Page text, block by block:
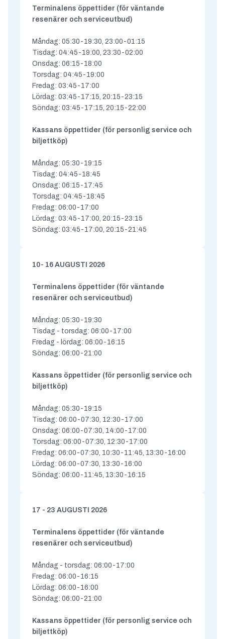
Terminalens öppettider (för väntande
resenärer och serviceutbud)
Måndag: 05:30-19:30, 23:00-01:15
Tisdag: 04:45-19:00, 23:30-02:00
Onsdag: 06:15-18:00
Torsdag: 04:45-19:00
Fredag: 03:45-17:00
Lördag: 03:45-17:15, 20:15-23:15
Söndag: 03:45-17:15, 20:15-22:00
Kassans öppettider (för personlig service och
biljettköp)
Måndag: 05:30-19:15
Tisdag: 04:45-18:45
Onsdag: 06:15-17:45
Torsdag: 04:45-18:45
Fredag: 06:00-17:00
Lördag: 03:45-17:00, 20:15-23:15
Söndag: 03:45-17:00, 20:15-21:45
10- 16 AUGUSTI 2026
Terminalens öppettider (för väntande
resenärer och serviceutbud)
Måndag: 05:30-19:30
Tisdag - torsdag: 06:00-17:00
Fredag - lördag: 06:00-16:15
Söndag: 06:00-21:00
Kassans öppettider (för personlig service och
biljettköp)
Måndag: 05:30-19:15
Tisdag: 06:00-07:30, 12:30-17:00
Onsdag: 06:00-07:30, 14:00-17:00
Torsdag: 06:00-07:30, 12:30-17:00
Fredag: 06:00-07:30, 10:30-11:45, 13:30-16:00
Lördag: 06:00-07:30, 13:30-16:00
Söndag: 06:00-11:45, 13:30-16:15
17 - 23 AUGUSTI 2026
Terminalens öppettider (för väntande
resenärer och serviceutbud)
Måndag - torsdag: 06:00-17:00
Fredag: 06:00-16:15
Lördag: 06:00-16:00
Söndag: 06:00-21:00
Kassans öppettider (för personlig service och
biljettköp)